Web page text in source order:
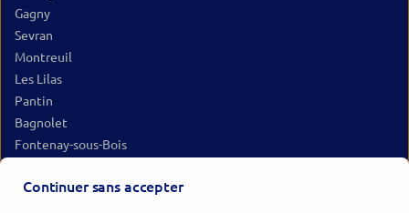
Gagny
Sevran
Montreuil
Les Lilas
Pantin
Bagnolet
Fontenay-sous-Bois
Montfermeil
Continuer sans accepter